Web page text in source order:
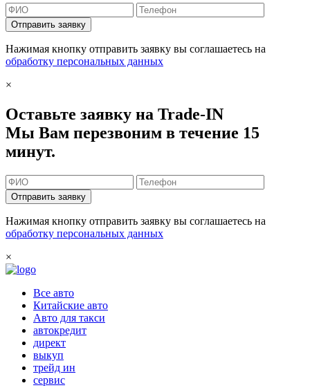
Отправить заявку
Нажимая кнопку отправить заявку вы соглашаетесь на
обработку персональных данных
×
Оставьте заявку на Trade-IN
Мы Вам перезвоним в течение 15
минут.
Отправить заявку
Нажимая кнопку отправить заявку вы соглашаетесь на
обработку персональных данных
×
Все авто
Китайские авто
Авто для такси
автокредит
директ
выкуп
трейд ин
сервис